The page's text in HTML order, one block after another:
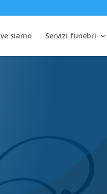
siamo Servizi funebri